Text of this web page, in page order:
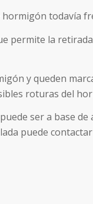
todavía
permite la
y queden
roturas del
ser a base
puede